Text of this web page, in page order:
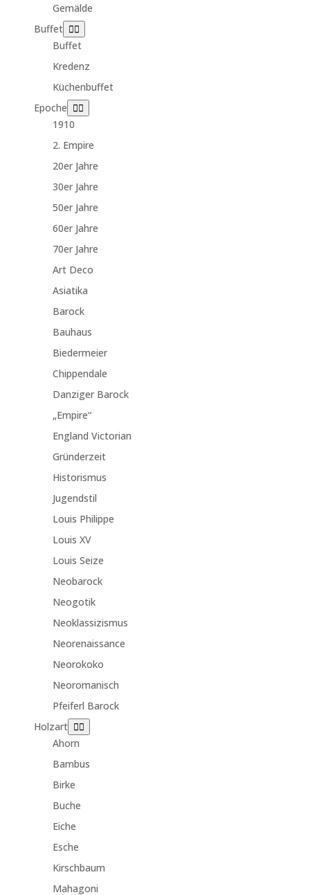
Gemälde
Buffet
Buffet
Kredenz
Küchenbuffet
Epoche
1910
2. Empire
20er Jahre
30er Jahre
50er Jahre
60er Jahre
70er Jahre
Art Deco
Asiatika
Barock
Bauhaus
Biedermeier
Chippendale
Danziger Barock
„Empire“
England Victorian
Gründerzeit
Historismus
Jugendstil
Louis Philippe
Louis XV
Louis Seize
Neobarock
Neogotik
Neoklassizismus
Neorenaissance
Neorokoko
Neoromanisch
Pfeiferl Barock
Holzart
Ahorn
Bambus
Birke
Buche
Eiche
Esche
Kirschbaum
Mahagoni